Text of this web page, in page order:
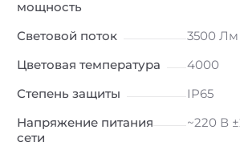
мощность
Световой поток
3500 Лм
Цветовая температура
4000
Степень защиты
IP65
Напряжение питания
сети
~220 В